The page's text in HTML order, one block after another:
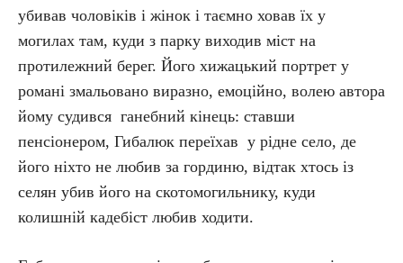
убивав чоловіків і жінок і таємно ховав їх у
могилах там, куди з парку виходив міст на
протилежний берег. Його хижацький портрет у
романі змальовано виразно, емоційно, волею автора
йому судився ганебний кінець: ставши
пенсіонером, Гибалюк переїхав у рідне село, де
його ніхто не любив за гординю, відтак хтось із
селян убив його на скотомогильнику, куди
колишній кадебіст любив ходити.